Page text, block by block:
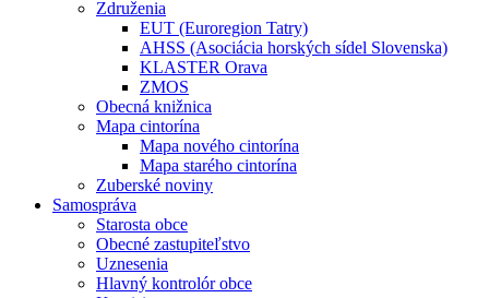
Združenia
EUT (Euroregion Tatry)
AHSS (Asociácia horských sídel Slovenska)
KLASTER Orava
ZMOS
Obecná knižnica
Mapa cintorína
Mapa nového cintorína
Mapa starého cintorína
Zuberské noviny
Samospráva
Starosta obce
Obecné zastupiteľstvo
Uznesenia
Hlavný kontrolór obce